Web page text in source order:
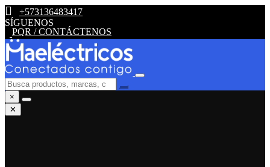
+573136483417
SÍGUENOS
PQR / CONTÁCTENOS
×
✕